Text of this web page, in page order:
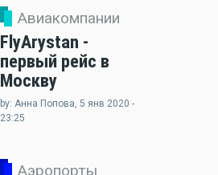
Авиакомпании
FlyArystan -
первый рейс в
Москву
by: Анна Попова, 5 янв 2020 -
23:25
Аэропорты